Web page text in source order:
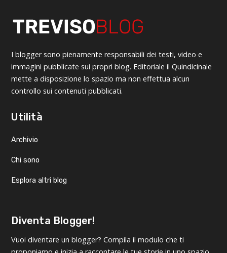
I blogger sono pienamente responsabili dei testi, video e
immagini pubblicate sui propri blog. Editoriale il Quindicinale
mette a disposizione lo spazio ma non effettua alcun
controllo sui contenuti pubblicati.
Utilità
Archivio
Chi sono
Esplora altri blog
Diventa Blogger!
Vuoi diventare un blogger? Compila il modulo che ti